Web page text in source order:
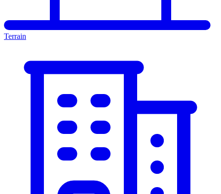
Terrain